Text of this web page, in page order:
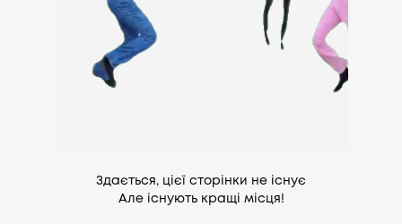
Здається, цієї сторінки не існує
Але існують кращі місця!